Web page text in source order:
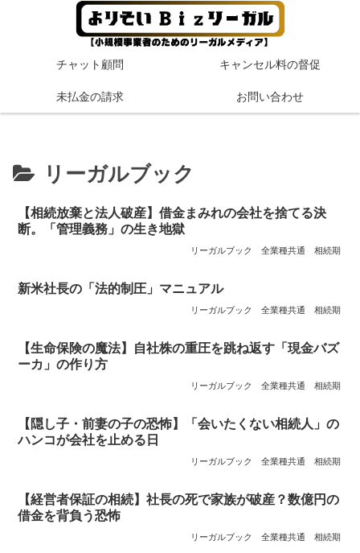
チャット顧問 キャンセル料の督促
未払金の請求 お問い合わせ
リーガルブック
【相続放棄と法人破産】借金まみれの会社を捨てる決
断。「管理義務」の生き地獄
リーガルブック 全業種共通 相続期
新米社長の「法的制圧」マニュアル
リーガルブック 全業種共通 相続期
【生命保険の魔法】自社株の重圧を跳ね返す「現金バズ
ーカ」の作り方
リーガルブック 全業種共通 相続期
【隠し子・前妻の子の恐怖】「会いたくない相続人」の
ハンコが会社を止める日
リーガルブック 全業種共通 相続期
【経営者保証の相続】社長の死で家族が破産？数億円の
借金を背負う恐怖
リーガルブック 全業種共通 相続期